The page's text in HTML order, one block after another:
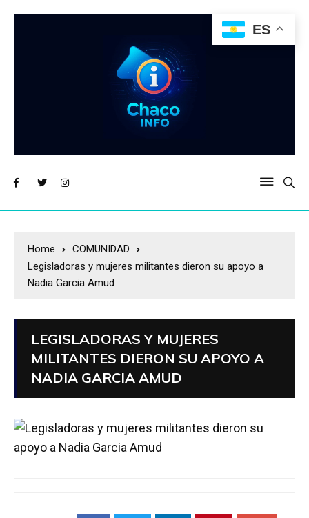
Home
COMUNIDAD
Legisladoras y mujeres militantes dieron su apoyo a
Nadia Garcia Amud
LEGISLADORAS Y MUJERES
MILITANTES DIERON SU APOYO A
NADIA GARCIA AMUD
ES